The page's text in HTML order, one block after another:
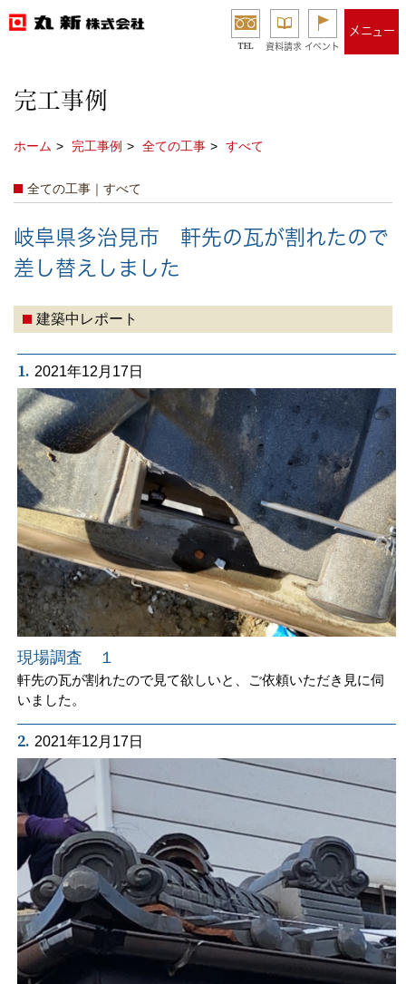
TEL 資料請求 イベント
メニュー
完工事例
ホーム 完工事例 全ての工事 すべて
全ての工事｜すべて
岐阜県多治見市 軒先の瓦が割れたので
差し替えしました
建築中レポート
1. 2021年12月17日
現場調査 １
軒先の瓦が割れたので見て欲しいと、ご依頼いただき見に伺
いました。
2. 2021年12月17日